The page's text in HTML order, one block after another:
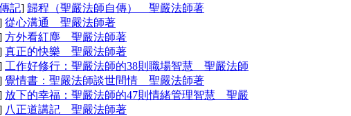
記] 歸程（聖嚴法師自傳） 聖嚴法師著
從心溝通 聖嚴法師著
方外看紅塵 聖嚴法師著
真正的快樂 聖嚴法師著
工作好修行：聖嚴法師的38則職場智慧 聖嚴法師
覺情書：聖嚴法師談世間情 聖嚴法師著
放下的幸福：聖嚴法師的47則情緒管理智慧 聖嚴
八正道講記 聖嚴法師著